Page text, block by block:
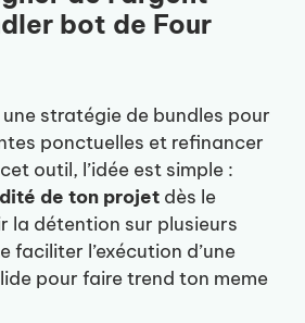
bot de Four
stratégie de bundles pour
ponctuelles et refinancer
outil, l’idée est simple :
de ton projet dès le
la détention sur plusieurs
faciliter l’exécution d’une
pour faire trend ton meme